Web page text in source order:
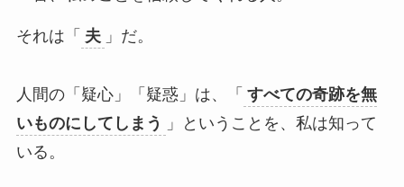
それは「 夫 」だ。
人間の「疑心」「疑惑」は、「 すべての奇跡を無
いものにしてしまう
」ということを、私は知って
いる。